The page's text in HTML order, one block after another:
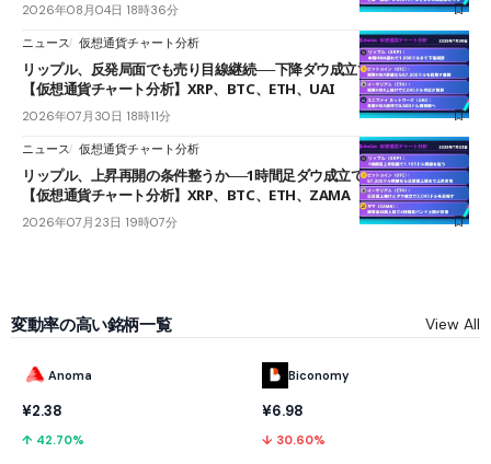
2026年08月04日 18時36分
ニュース 仮想通貨チャート分析
リップル、反発局面でも売り目線継続──下降ダウ成立で下値追う展開
【仮想通貨チャート分析】XRP、BTC、ETH、UAI
2026年07月30日 18時11分
ニュース 仮想通貨チャート分析
リップル、上昇再開の条件整うか──1時間足ダウ成立で1.185ドルを狙う
【仮想通貨チャート分析】XRP、BTC、ETH、ZAMA
2026年07月23日 19時07分
変動率の高い銘柄一覧 View All
Anoma
¥2.38
↑ 42.70%
Biconomy
¥6.98
↓ 30.60%